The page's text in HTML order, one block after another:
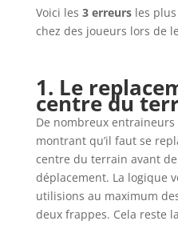
Voici les 3 erreursles plus
chez des joueurs lors de
1. Le
centre du
De nombreux
montrant qu’il faut se
centre du terrain avant
déplacement. La logique
utilisions au maximum
deux frappes. Cela reste